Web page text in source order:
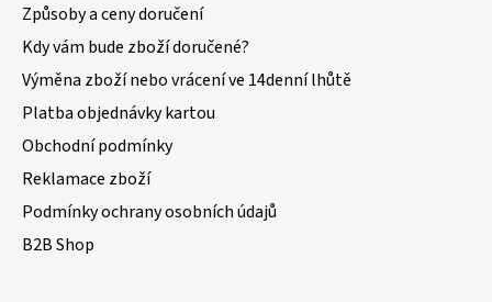
Způsoby a ceny doručení
Kdy vám bude zboží doručené?
Výměna zboží nebo vrácení ve 14denní lhůtě
Platba objednávky kartou
Obchodní podmínky
Reklamace zboží
Podmínky ochrany osobních údajů
B2B Shop